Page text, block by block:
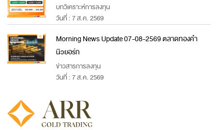
บทวิเคราะห์การลงทุน
วันที่ : 7 ส.ค. 2569
Morning News Update 07-08-2569 ตลาดทองคำ
นิวยอร์ก
ข่าวสารการลงทุน
วันที่ : 7 ส.ค. 2569